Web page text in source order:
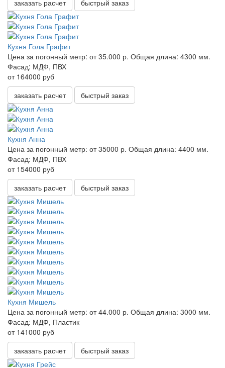
заказать расчет быстрый заказ
Кухня Гола Графит
Цена за погонный метр: от 35.000 р. Общая длина: 4300 мм.
Фасад: МДФ, ПВХ
от 164000 руб
заказать расчет
быстрый заказ
Кухня Анна
Цена за погонный метр: от 35000 р. Общая длина: 4400 мм.
Фасад: МДФ, ПВХ
от 154000 руб
заказать расчет
быстрый заказ
Кухня Мишель
Цена за погонный метр: от 44.000 р. Общая длина: 3000 мм.
Фасад: МДФ, Пластик
от 141000 руб
заказать расчет
быстрый заказ